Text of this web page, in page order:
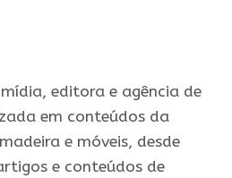
editora e agência de
em conteúdos da
e móveis, desde
e conteúdos de